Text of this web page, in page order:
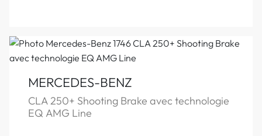
MERCEDES-BENZ
CLA 250+ Shooting Brake avec technologie
EQ AMG Line